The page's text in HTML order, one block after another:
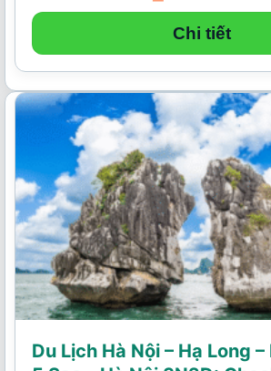
là:
4.490.000₫.
Chi tiết
Du Lịch Hà Nội – Hạ Long